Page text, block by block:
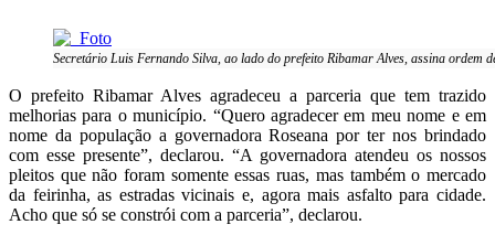
Secretário Luis Fernando Silva, ao lado do prefeito Ribamar Alves, assina ordem
O prefeito Ribamar Alves agradeceu a parceria que tem trazido
melhorias para o município. “Quero agradecer em meu nome e em
nome da população a governadora Roseana por ter nos brindado
com esse presente”, declarou. “A governadora atendeu os nossos
pleitos que não foram somente essas ruas, mas também o mercado
da feirinha, as estradas vicinais e, agora mais asfalto para cidade.
Acho que só se constrói com a parceria”, declarou.